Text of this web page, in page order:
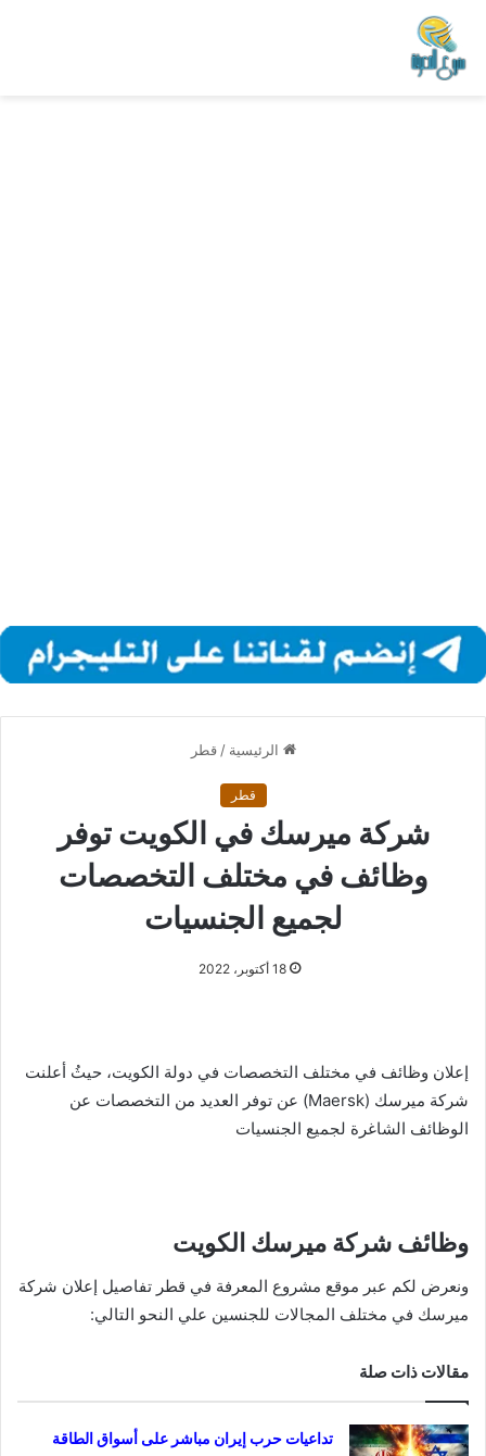
الرئيسية / قطر
قطر
شركة ميرسك في الكويت توفر
وظائف في مختلف التخصصات
لجميع الجنسيات
18 أكتوبر، 2022
إعلان وظائف في مختلف التخصصات في دولة الكويت‎، حيثُ أعلنت
شركة ميرسك (Maersk) عن توفر العديد من التخصصات عن
الوظائف الشاغرة لجميع الجنسيات
وظائف شركة ميرسك الكويت
ونعرض لكم عبر موقع مشروع المعرفة في قطر تفاصيل إعلان شركة
ميرسك في مختلف المجالات للجنسين علي النحو التالي:
مقالات ذات صلة
تداعيات حرب إيران مباشر على أسواق الطاقة